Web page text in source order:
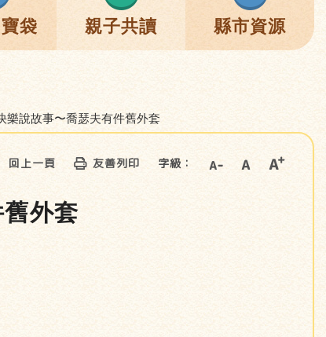
袋 親子共讀 縣市資源
樂說故事〜喬瑟夫有件舊外套
回上一頁 友善列印 字級：
外套